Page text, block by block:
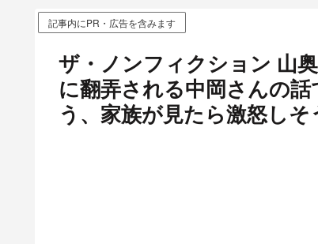
記事内にPR・広告を含みます
ザ・ノンフィクション 山
に翻弄される中岡さんの
う、家族が見たら激怒し